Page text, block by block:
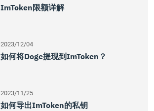
ImToken限额详解
2023/12/04
如何将Doge提现到imToken？
2023/11/25
如何导出imToken的私钥